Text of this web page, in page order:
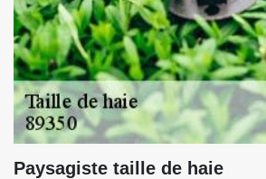
Paysagiste taille de haie